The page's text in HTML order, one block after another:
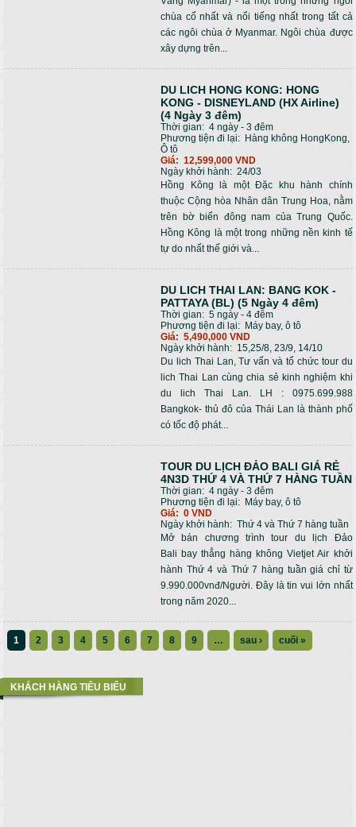
chùa cổ nhất và nổi tiếng nhất trong tất cả
các ngôi chùa ở Myanmar. Ngôi chùa được
xây dựng trên...
DU LICH HONG KONG: HONG
KONG - DISNEYLAND (HX Airline)
(4 Ngày 3 đêm)
Thời gian: 4 ngày - 3 đêm
Phương tiện đi lại: Hàng không HongKong,
Ô tô
Giá: 12,599,000 VND
Ngày khởi hành: 24/03
Hồng Kông là một Đặc khu hành chính
thuộc Cộng hòa Nhân dân Trung Hoa, nằm
trên bờ biển đông nam của Trung Quốc.
Hồng Kông là một trong những nền kinh tế
tự do nhất thế giới và...
DU LICH THAI LAN: BANG KOK -
PATTAYA (BL) (5 Ngày 4 đêm)
Thời gian: 5 ngày - 4 đêm
Phương tiện đi lại: Máy bay, ô tô
Giá: 5,490,000 VND
Ngày khởi hành: 15,25/8, 23/9, 14/10
Du lich Thai Lan, Tư vấn và tổ chức tour du
lich Thai Lan cùng chia sẻ kinh nghiệm khi
du lich Thai Lan. LH : 0975.699.988
Bangkok- thủ đô của Thái Lan là thành phố
có tốc độ phát...
TOUR DU LỊCH ĐẢO BALI GIÁ RẺ
4N3D THỨ 4 VÀ THỨ 7 HÀNG TUẦN
Thời gian: 4 ngày - 3 đêm
Phương tiện đi lại: Máy bay, ô tô
Giá: 0 VND
Ngày khởi hành: Thứ 4 và Thứ 7 hàng tuần
Mở bán chương trình tour du lịch Đảo
Bali bay thẳng hàng không Vietjet Air khởi
hành Thứ 4 và Thứ 7 hàng tuần giá chỉ từ
9.990.000vnđ/Người. Đây là tin vui lớn nhất
trong năm 2020...
1 2 3 4 5 6 7 8 9 … sau › cuối »
KHÁCH HÀNG TIÊU BIỂU